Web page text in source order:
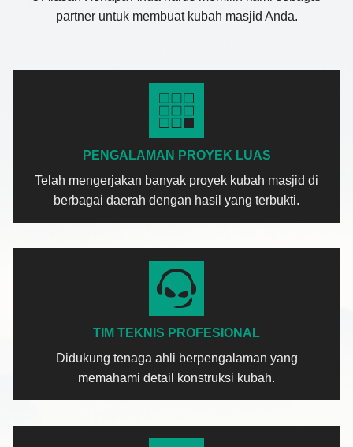
partner untuk membuat kubah masjid Anda.
PENGALAMAN PROYEK LUAS
Telah mengerjakan banyak proyek kubah masjid di
berbagai daerah dengan hasil yang terbukti.
TIM TEKNIS PROFESIONAL
Didukung tenaga ahli berpengalaman yang
memahami detail konstruksi kubah.